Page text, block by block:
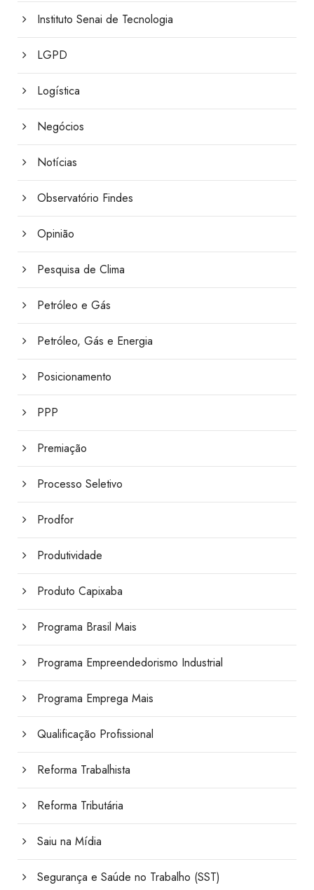
Instituto Senai de Tecnologia
LGPD
Logística
Negócios
Notícias
Observatório Findes
Opinião
Pesquisa de Clima
Petróleo e Gás
Petróleo, Gás e Energia
Posicionamento
PPP
Premiação
Processo Seletivo
Prodfor
Produtividade
Produto Capixaba
Programa Brasil Mais
Programa Empreendedorismo Industrial
Programa Emprega Mais
Qualificação Profissional
Reforma Trabalhista
Reforma Tributária
Saiu na Mídia
Segurança e Saúde no Trabalho (SST)